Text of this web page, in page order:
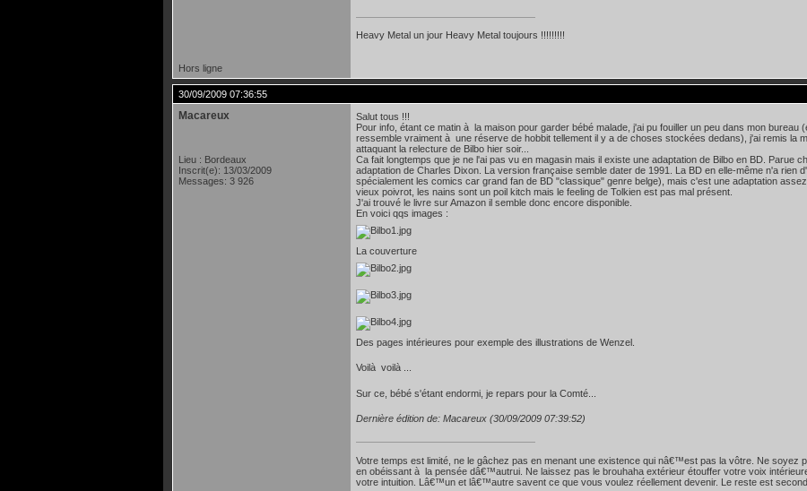
Heavy Metal un jour Heavy Metal toujours !!!!!!!!!
Hors ligne
30/09/2009 07:36:55
Macareux
Lieu : Bordeaux
Inscrit(e): 13/03/2009
Messages: 3 926
Salut tous !!!
Pour info, étant ce matin à la maison pour garder bébé malade, j'ai pu fouiller un peu dans mon bureau
ressemble vraiment à une réserve de hobbit tellement il y a de choses stockées dedans), j'ai remis la
attaquant la relecture de Bilbo hier soir...
Ca fait longtemps que je ne l'ai pas vu en magasin mais il existe une adaptation de Bilbo en BD. Parue
adaptation de Charles Dixon. La version française semble dater de 1991. La BD en elle-même n'a rien
spécialement les comics car grand fan de BD "classique" genre belge), mais c'est une adaptation
vieux poivrot, les nains sont un poil kitch mais le feeling de Tolkien est pas mal présent.
J'ai trouvé le livre sur Amazon il semble donc encore disponible.
En voici qqs images :
La couverture
Des pages intérieures pour exemple des illustrations de Wenzel.
Voilà voilà ...
Sur ce, bébé s'étant endormi, je repars pour la Comté...
Dernière édition de: Macareux (30/09/2009 07:39:52)
Votre temps est limité, ne le gâchez pas en menant une existence qui nâ€™est pas la vôtre. Ne soyez
en obéissant à la pensée dâ€™autrui. Ne laissez pas le brouhaha extérieur étouffer votre voix
votre intuition. Lâ€™un et lâ€™autre savent ce que vous voulez réellement devenir. Le reste est